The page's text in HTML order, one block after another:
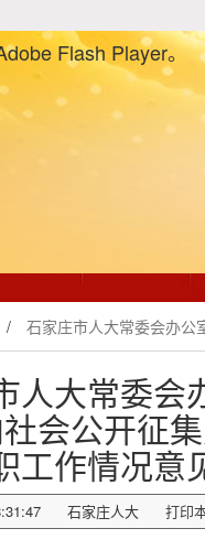
Flash Player。
/ 石家庄市人大常委会办公
人大常委会
会公开征
工作情况意
石家庄人大 打印